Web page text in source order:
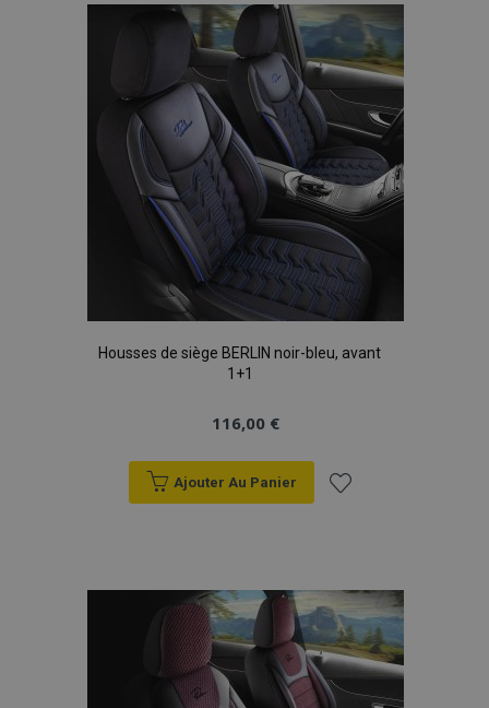
liste
d'achats
Housses de siège BERLIN noir-bleu, avant
1+1
116,00 €
Ajouter Au Panier
liste
d'achats